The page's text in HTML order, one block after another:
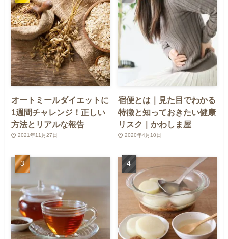
オートミールダイエットに
1週間チャレンジ！正しい
方法とリアルな報告
2021年11月27日
宿便とは｜見た目でわかる
特徴と知っておきたい健康
リスク｜かわしま屋
2020年4月10日